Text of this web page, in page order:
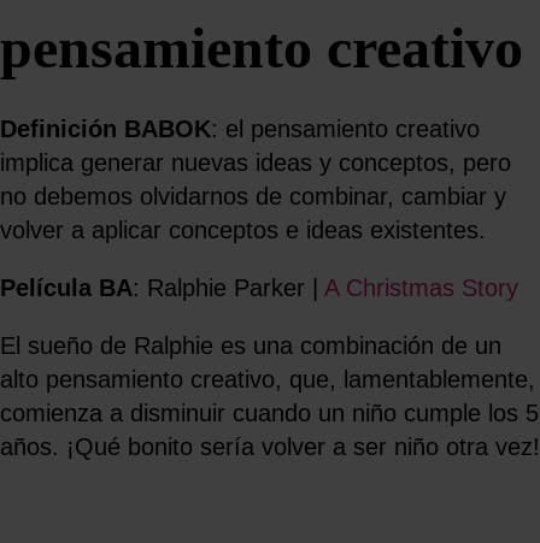
pensamiento creativo
Definición BABOK: el pensamiento creativo
implica generar nuevas ideas y conceptos, pero
no debemos olvidarnos de combinar, cambiar y
volver a aplicar conceptos e ideas existentes.
Película BA: Ralphie Parker | A Christmas Story
El sueño de Ralphie es una combinación de un
alto pensamiento creativo, que, lamentablemente,
comienza a disminuir cuando un niño cumple los 5
años. ¡Qué bonito sería volver a ser niño otra vez!